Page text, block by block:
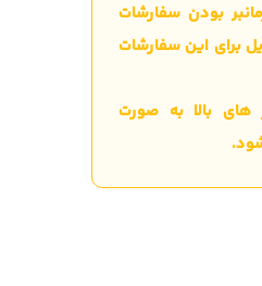
بودن سفارشات
برای این سفارشات
های بالا به صورت